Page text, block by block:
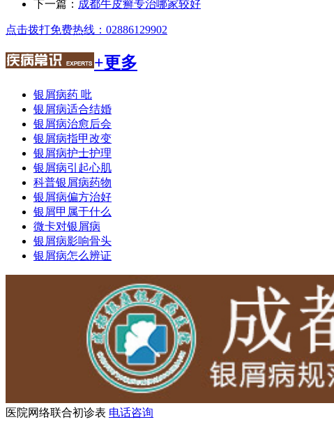
下一篇： 成都牛皮癣专治哪家较好
点击拨打免费热线：02886129902
+更多
银屑病药 吡
银屑病适合结婚
银屑病治愈后会
银屑病指甲改变
银屑病护士护理
银屑病引起心肌
科普银屑病药物
银屑病偏方治好
银屑甲属于什么
微卡对银屑病
银屑病影响骨头
银屑病怎么辨证
医院网络联合初诊表 电话咨询